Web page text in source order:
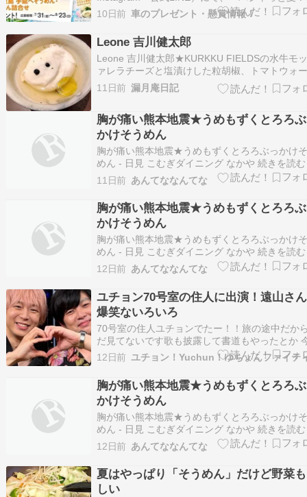
るっと夏！キャンペーン」が実施されています
選で計16名様に、「富士フィルム インスタント
ラ instax mini Evo（ブラウン）」、「小豆島 手
そうめん・う…
10日前 車のプレゼント・懸賞情報！
Leone 吉川健太郎
Leone 吉川健太郎★KURKKU FIELDSの水牛モ
ァレラチーズと塩漬けした粒胡椒、トマトウォ
ー&一番出汁、オリーブオイル★宮城の紫雲丹、
ーモンドミルクのムース、穂紫蘇★天草の海鰻
★燻製にした北海道産岩牡蠣のフラ…
11日前 漏月庵日記
胸が痛い熊本地震★うめもずくとろろ
かけそうめん
胸が痛い熊本地震★うめもずくとろろぶっかけ
めん - 日見 こむぎダイニング なかや 続きを読む
11日前 あんてななんてな
胸が痛い熊本地震★うめもずくとろろ
かけそうめん
胸が痛い熊本地震★うめもずくとろろぶっかけ
めん - 日見 こむぎダイニング なかや 続きを読む
12日前 あんてななんてな
ユチョン70号室の住人に出演！遠山さ
爆笑ないろいろ
70号室の住人ユチョンでたー！！旅の途中だか
だ見てないです歌も披露して書道もやったとか
もご視聴ありがとうございました‼️このあと
ら再放送????漢字を勉強しているということで
書道にも挑戦????生放送後のアフタートークが
たTVer見逃し配信もお楽し…
12日前
胸が痛い熊本地震★うめもずくとろろ
かけそうめん
胸が痛い熊本地震★うめもずくとろろぶっかけ
めん - 日見 こむぎダイニング なかや 続きを読む
12日前 あんてななんてな
夏はやっぱり「そうめん」だけど野菜
しい